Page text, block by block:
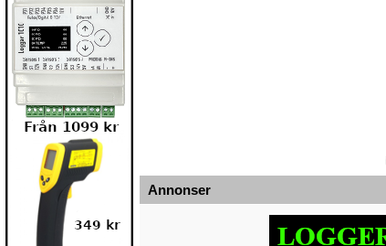
Annonser